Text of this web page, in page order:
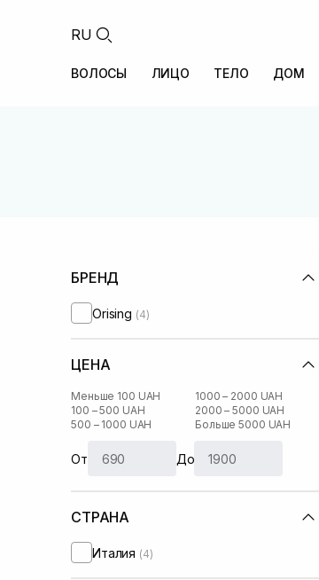
RU
ВОЛОСЫ ЛИЦО ТЕЛО ДОМ
БРЕНД
Orising (4)
ЦЕНА
Меньше 100 UAH
100 – 500 UAH
500 – 1000 UAH
1000 – 2000 UAH
2000 – 5000 UAH
Больше 5000 UAH
От До
СТРАНА
Италия (4)